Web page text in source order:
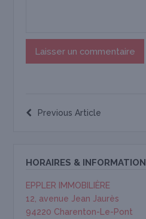
Previous Article
HORAIRES & INFORMATION
EPPLER IMMOBILIÈRE
12, avenue Jean Jaurès
94220 Charenton-Le-Pont